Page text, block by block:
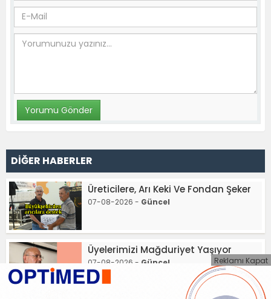
DİĞER HABERLER
Üreticilere, Arı Keki Ve Fondan Şeker
07-08-2026 - Güncel
Üyelerimizi Mağduriyet Yaşıyor
07-08-2026 - Güncel Reklamı Kapat